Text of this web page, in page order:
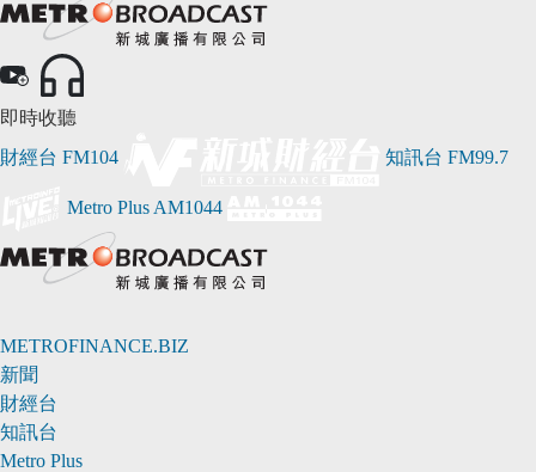
即時收聽
財經台 FM104 知訊台 FM99.7
Metro Plus AM1044
METROFINANCE.BIZ
新聞
財經台
知訊台
Metro Plus